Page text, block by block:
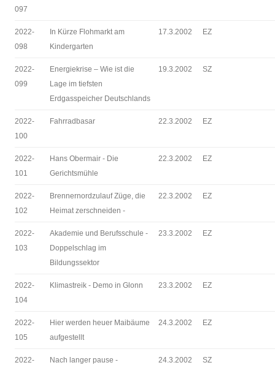
097
2022-
098
In Kürze Flohmarkt am
Kindergarten
17.3.2002 EZ
2022-
099
Energiekrise – Wie ist die
Lage im tiefsten
Erdgasspeicher Deutschlands
19.3.2002 SZ
2022-
100
Fahrradbasar 22.3.2002 EZ
2022-
101
Hans Obermair - Die
Gerichtsmühle
22.3.2002 EZ
2022-
102
Brennernordzulauf Züge, die
Heimat zerschneiden -
22.3.2002 EZ
2022-
103
Akademie und Berufsschule -
Doppelschlag im
Bildungssektor
23.3.2002 EZ
2022-
104
Klimastreik - Demo in Glonn 23.3.2002 EZ
2022-
105
Hier werden heuer Maibäume
aufgestellt
24.3.2002 EZ
2022-
Nach langer pause -
24.3.2002 SZ